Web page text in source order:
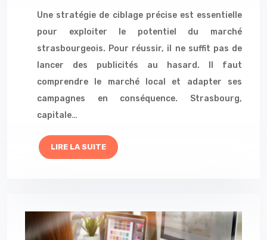
Une stratégie de ciblage précise est essentielle
pour exploiter le potentiel du marché
strasbourgeois. Pour réussir, il ne suffit pas de
lancer des publicités au hasard. Il faut
comprendre le marché local et adapter ses
campagnes en conséquence. Strasbourg,
capitale…
LIRE LA SUITE